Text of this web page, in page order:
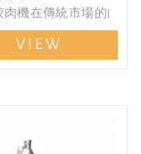
其使用歷史也非常
肉機在傳統市場的肉攤
VIEW